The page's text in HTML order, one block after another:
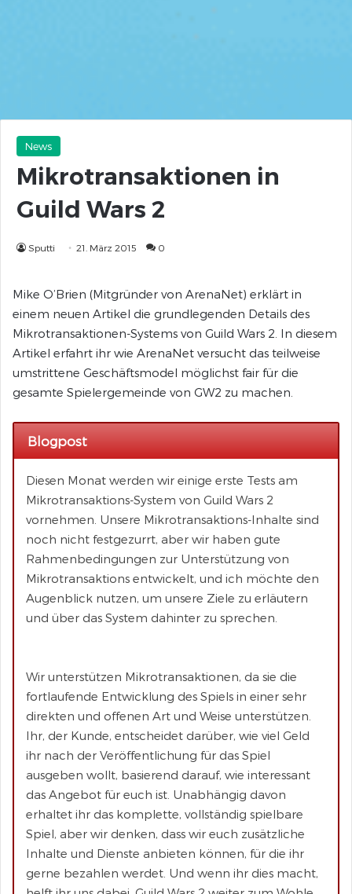
News
Mikrotransaktionen in
Guild Wars 2
Sputti 21. März 2015 0
Mike O’Brien (Mitgründer von ArenaNet) erklärt in
einem neuen Artikel die grundlegenden Details des
Mikrotransaktionen-Systems von Guild Wars 2. In diesem
Artikel erfahrt ihr wie ArenaNet versucht das teilweise
umstrittene Geschäftsmodel möglichst fair für die
gesamte Spielergemeinde von GW2 zu machen.
Blogpost
Diesen Monat werden wir einige erste Tests am
Mikrotransaktions-System von Guild Wars 2
vornehmen. Unsere Mikrotransaktions-Inhalte sind
noch nicht festgezurrt, aber wir haben gute
Rahmenbedingungen zur Unterstützung von
Mikrotransaktions entwickelt, und ich möchte den
Augenblick nutzen, um unsere Ziele zu erläutern
und über das System dahinter zu sprechen.
Wir unterstützen Mikrotransaktionen, da sie die
fortlaufende Entwicklung des Spiels in einer sehr
direkten und offenen Art und Weise unterstützen.
Ihr, der Kunde, entscheidet darüber, wie viel Geld
ihr nach der Veröffentlichung für das Spiel
ausgeben wollt, basierend darauf, wie interessant
das Angebot für euch ist. Unabhängig davon
erhaltet ihr das komplette, vollständig spielbare
Spiel, aber wir denken, dass wir euch zusätzliche
Inhalte und Dienste anbieten können, für die ihr
gerne bezahlen werdet. Und wenn ihr dies macht,